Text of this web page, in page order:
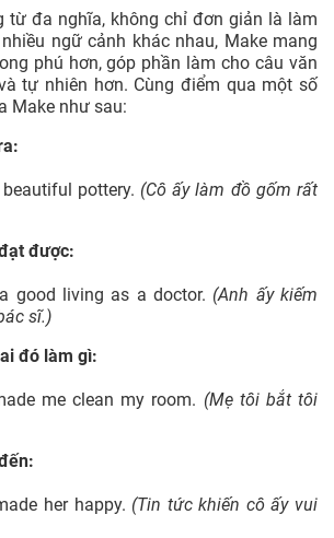
từ đa nghĩa, không chỉ đơn giản là làm
ngữ cảnh khác nhau, Make mang
phú hơn, góp phần làm cho câu văn
tự nhiên hơn. Cùng điểm qua một số
Make như sau:
pottery. (Cô ấy làm đồ gốm rất
được:
good living as a doctor. (Anh ấy kiếm
sĩ.)
đó làm gì:
me clean my room. (Mẹ tôi bắt tôi
her happy. (Tin tức khiến cô ấy vui